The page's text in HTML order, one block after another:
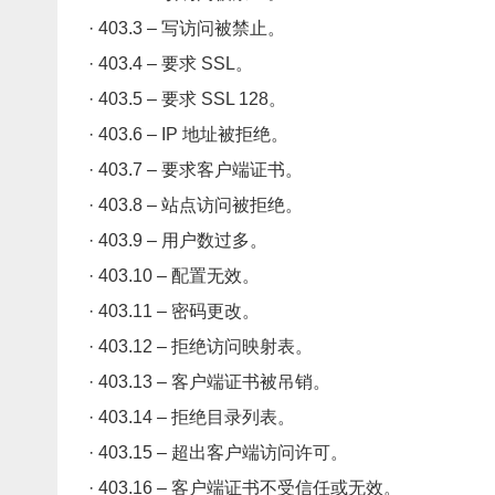
· 403.3 – 写访问被禁止。
· 403.4 – 要求 SSL。
· 403.5 – 要求 SSL 128。
· 403.6 – IP 地址被拒绝。
· 403.7 – 要求客户端证书。
· 403.8 – 站点访问被拒绝。
· 403.9 – 用户数过多。
· 403.10 – 配置无效。
· 403.11 – 密码更改。
· 403.12 – 拒绝访问映射表。
· 403.13 – 客户端证书被吊销。
· 403.14 – 拒绝目录列表。
· 403.15 – 超出客户端访问许可。
· 403.16 – 客户端证书不受信任或无效。